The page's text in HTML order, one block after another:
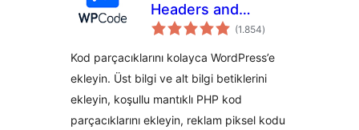
Headers and
Footers + Özel Kod
WordPress Kod
Yöneticisi
(1.854toplam
puan
)
Kod parçacıklarını kolayca WordPress’e
ekleyin. Üst bilgi ve alt bilgi betiklerini
ekleyin, koşullu mantıklı PHP kod
parçacıklarını ekleyin, reklam piksel kodu